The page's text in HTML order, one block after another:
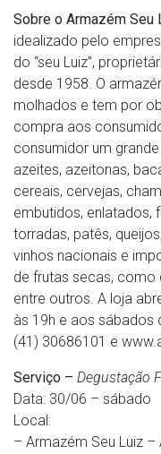
Sobre o Armazém Seu
idealizado pelo
do “seu Luiz”,
desde 1958. O
molhados e tem por
compra aos
consumidor um
azeites, azeitonas,
cereais, cervejas,
embutidos, enlatados,
torradas, patês,
vinhos nacionais e
de frutas secas, como
entre outros. A loja
às 19h e aos sábados
(41) 30686101 e
Serviço – Degustação
Data: 30/06 – sábado
Local:
– Armazém Seu Luiz